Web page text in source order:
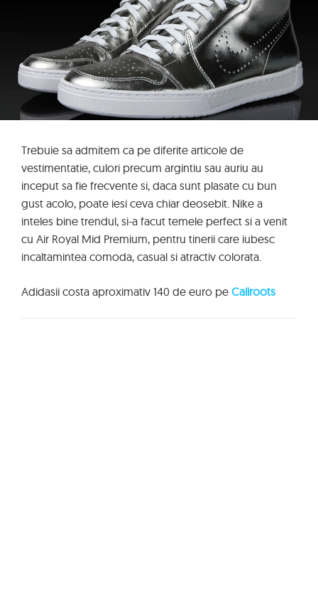
Trebuie sa admitem ca pe diferite articole de
vestimentatie, culori precum argintiu sau auriu au
inceput sa fie frecvente si, daca sunt plasate cu bun
gust acolo, poate iesi ceva chiar deosebit. Nike a
inteles bine trendul, si-a facut temele perfect si a venit
cu Air Royal Mid Premium, pentru tinerii care iubesc
incaltamintea comoda, casual si atractiv colorata.
Adidasii costa aproximativ 140 de euro pe Caliroots